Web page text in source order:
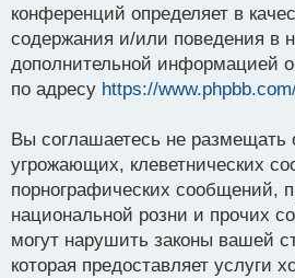
конференций определяет в
содержания и/или поведения в
дополнительной информацией
по адресу https://
Вы соглашаетесь не размещать
угрожающих, клеветнических
порнографических сообщений,
национальной розни и прочих
могут нарушить законы вашей
которая предоставляет услуги